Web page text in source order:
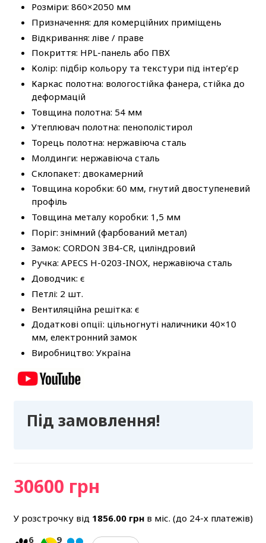
Розміри: 860×2050 мм
Призначення: для комерційних приміщень
Відкривання: ліве / праве
Покриття: HPL-панель або ПВХ
Колір: підбір кольору та текстури під інтер’єр
Каркас полотна: вологостійка фанера, стійка до
деформацій
Товщина полотна: 54 мм
Утеплювач полотна: пенополістирол
Торець полотна: нержавіюча сталь
Молдинги: нержавіюча сталь
Склопакет: двокамерний
Товщина коробки: 60 мм, гнутий двоступеневий
профіль
Товщина металу коробки: 1,5 мм
Поріг: знімний (фарбований метал)
Замок: CORDON 3B4-CR, циліндровий
Ручка: APECS H-0203-INOX, нержавіюча сталь
Доводчик: є
Петлі: 2 шт.
Вентиляційна решітка: є
Додаткові опції: цільногнуті наличники 40×10
мм, електронний замок
Виробництво: Україна
Під замовлення!
30600 грн
У розстрочку від 1856.00грнв міс. (до 24-х платежів)
6
9